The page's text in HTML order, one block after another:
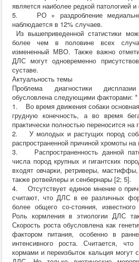
является наиболее редкой патологией
5. РО + раздробление
наблюдается в 12% случаев.
Из вышеприведенной статистики
более чем в половине всех
измененный МВО. Также важно
ДЛС могут одновременно
суставе.
Актуальность темы
Проблема диагностики
обусловлена следующими факторами: *
1. Во время движения собаки основная
грудную конечность, а во время
практически полностью переносится на
2. У молодых и растущих пород
распространенной причиной хромоты на
3. Распространенность данной
числа пород крупных и гигантских
входят овчарки, ретриверы,
также ротвейлеры и сенбернары [2; 5].
4. Отсутствует единое мнение о
считают, что ДЛС в ее различных
более общего со-стояния,
Роль кормления в этиологии ДЛС
Скорость роста обусловлена как
фактором питания, особенно в
интенсивного роста. Считается,
кормами и переизбыток кальция могут